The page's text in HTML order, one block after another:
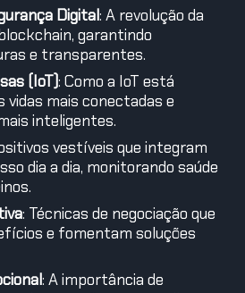
Digital: A revolução da
garantindo
e transparentes.
(IoT): Como a IoT está
vidas mais conectadas e
inteligentes.
vestíveis que integram
dia a dia, monitorando saúde
: Técnicas de negociação que
e fomentam soluções
: A importância de